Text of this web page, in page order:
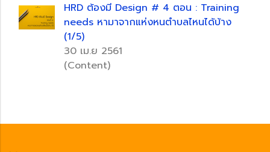
HRD ต้องมี Design # 4 ตอน : Training
needs หามาจากแห่งหนตำบลไหนได้บ้าง
(1/5)
30 เม.ย 2561
(Content)